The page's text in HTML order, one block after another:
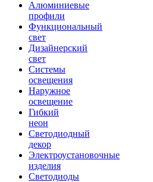
Алюминиевые
профили
Функциональный
свет
Дизайнерский
свет
Системы
освещения
Наружное
освещение
Гибкий
неон
Светодиодный
декор
Электроустановочные
изделия
Светодиоды